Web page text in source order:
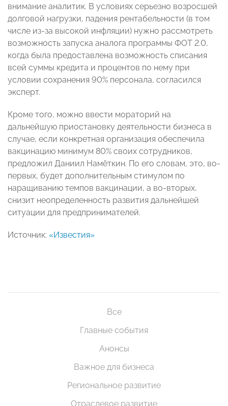
внимание аналитик. В условиях серьезно возросшей
долговой нагрузки, падения рентабельности (в том
числе из-за высокой инфляции) нужно рассмотреть
возможность запуска аналога программы ФОТ 2.0,
когда была предоставлена возможность списания
всей суммы кредита и процентов по нему при
условии сохранения 90% персонала, согласился
эксперт.
Кроме того, можно ввести мораторий на
дальнейшую приостановку деятельности бизнеса в
случае, если конкретная организация обеспечила
вакцинацию минимум 80% своих сотрудников,
предложил Даниил Намёткин. По его словам, это, во-
первых, будет дополнительным стимулом по
наращиванию темпов вакцинации, а во-вторых,
снизит неопределенность развития дальнейшей
ситуации для предпринимателей.
Источник: «Известия»
Все
Главные события
Анонсы
Важное для бизнеса
Региональное развитие
Отраслевое развитие